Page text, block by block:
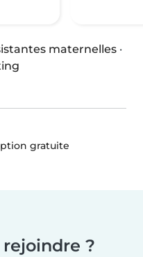
maternelles ·
gratuite
rejoindre ?